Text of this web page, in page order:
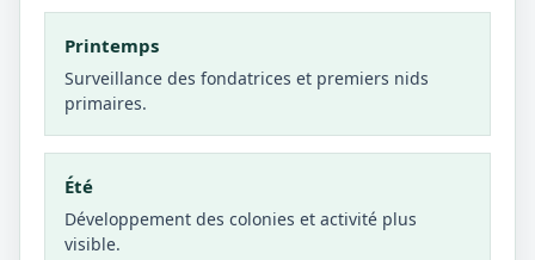
Printemps
Surveillance des fondatrices et premiers nids
primaires.
Été
Développement des colonies et activité plus
visible.